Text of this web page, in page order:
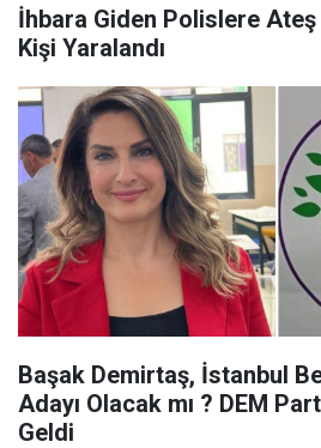
İhbara Giden Polislere Ateş
Kişi Yaralandı
Başak Demirtaş, İstanbul
Adayı Olacak mı ? DEM
Geldi